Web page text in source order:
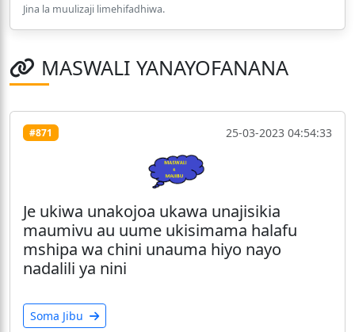
Jina la muulizaji limehifadhiwa.
MASWALI YANAYOFANANA
#871 25-03-2023 04:54:33
Je ukiwa unakojoa ukawa unajisikia
maumivu au uume ukisimama halafu
mshipa wa chini unauma hiyo nayo
nadalili ya nini
Soma Jibu